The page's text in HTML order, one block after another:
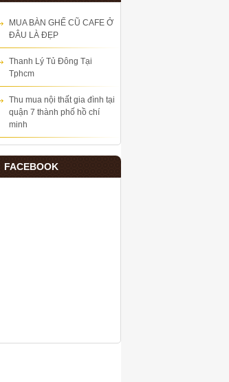
MUA BÀN GHẾ CŨ CAFE Ở
ĐÂU LÀ ĐẸP
Thanh Lý Tủ Đông Tại
Tphcm
Thu mua nội thất gia đình tại
quận 7 thành phố hồ chí
minh
FACEBOOK